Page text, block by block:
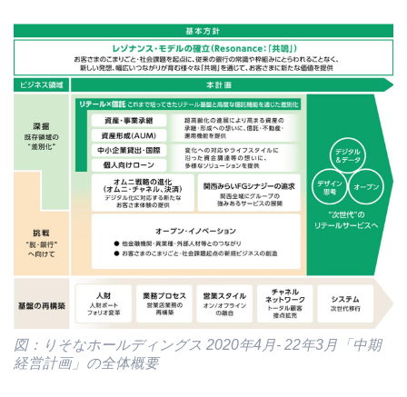
図：りそなホールディングス 2020年4月- 22年3月「中期
経営計画」の全体概要